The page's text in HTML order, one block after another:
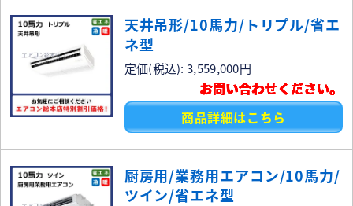
天井吊形/10馬力/トリプル/省エ
ネ型
定価(税込): 3,559,000円
お問い合わせください。
商品詳細はこちら
厨房用/業務用エアコン/10馬力/
ツイン/省エネ型